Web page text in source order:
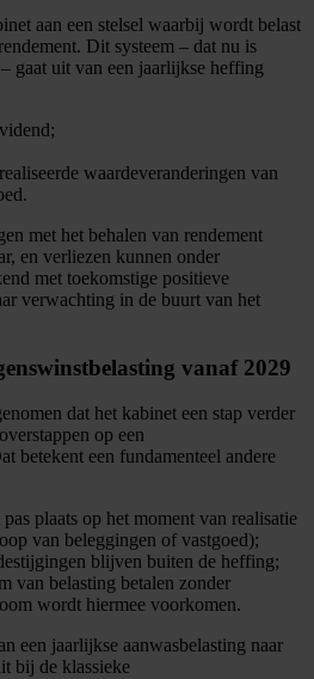
aan een stelsel waarbij wordt belast
Dit systeem – dat nu is
gaat uit van een jaarlijkse heffing
waardeveranderingen van
met het behalen van rendement
en verliezen kunnen onder
met toekomstige positieve
verwachting in de buurt van het
vanaf 2029
dat het kabinet een stap verder
op een
betekent een fundamenteel andere
plaats op het moment van realisatie
van beleggingen of vastgoed);
blijven buiten de heffing;
van belasting betalen zonder
wordt hiermee voorkomen.
een jaarlijkse aanwasbelasting naar
bij de klassieke